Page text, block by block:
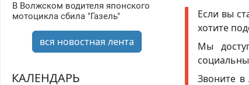
Если вы
хотите
Мы
Звоните
В Волжском водителя японского
мотоцикла сбила "Газель"
вся новостная лента
КАЛЕНДАРЬ